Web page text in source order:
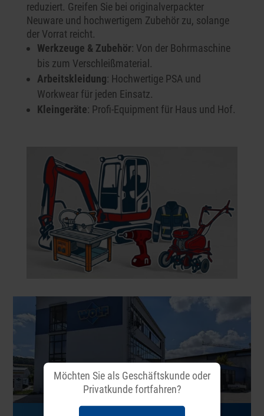
reduziert. Greifen Sie bei originalverpackter
Neuware und hochwertigem Zubehör zu, solange
der Vorrat reicht.
Werkzeuge & Zubehör: Von der Bohrmaschine
bis zum Verschleißmaterial.
Arbeitskleidung: Hochwertige PSA und
Workwear für jeden Einsatz.
Kleingeräte: Profi-Equipment für Haus und Hof.
Möchten Sie als Geschäftskunde oder
Privatkunde fortfahren?